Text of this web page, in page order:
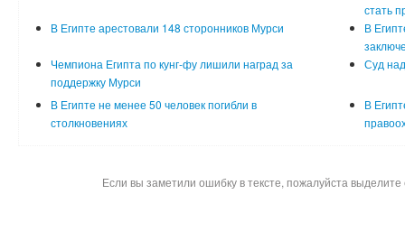
стать
В Египте арестовали 148 сторонников Мурси
В
Чемпиона Египта по кунг-фу лишили наград за
поддержку Мурси
Суд
В Египте не менее 50 человек погибли в
столкновениях
В
Если вы заметили ошибку в тексте, пожалуйста